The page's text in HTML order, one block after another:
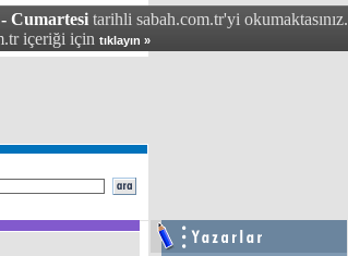
Cumartesi tarihli sabah.com.tr'yi okumaktasınız.
içeriği için tıklayın »